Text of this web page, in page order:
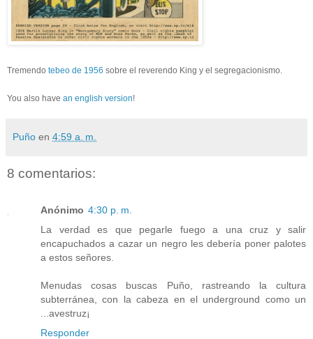
Tremendo tebeo de 1956 sobre el reverendo King y el segregacionismo.
You also have an english version!
Puño en 4:59 a. m.
8 comentarios:
Anónimo 4:30 p. m.
La verdad es que pegarle fuego a una cruz y salir
encapuchados a cazar un negro les debería poner palotes
a estos señores.
Menudas cosas buscas Puño, rastreando la cultura
subterránea, con la cabeza en el underground como un
...avestruz¡
Responder